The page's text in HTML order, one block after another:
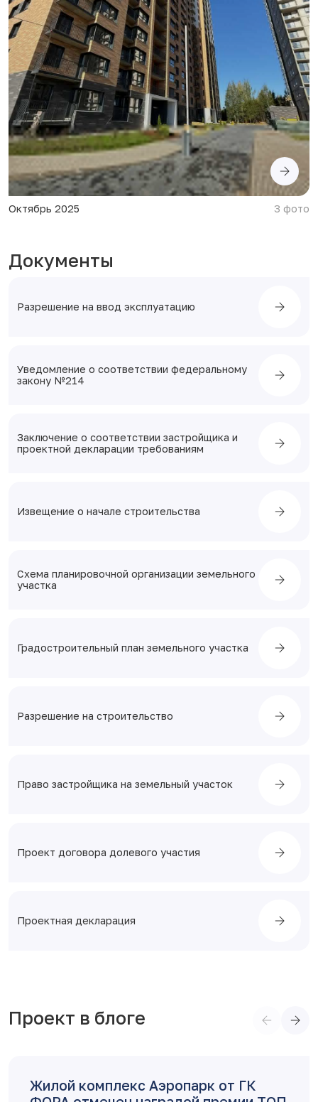
Август 2025 3
Документы
Разрешение на ввод эксплуатацию
Уведомление о соответствии федеральному
закону №214
Заключение о соответствии застройщика и
проектной декларации требованиям
Извещение о начале строительства
Схема планировочной организации земельного
участка
Градостроительный план земельного участка
Разрешение на строительство
Право застройщика на земельный участок
Проект договора долевого участия
Проектная декларация
Проект в блоге
Первый корпус ЖК Аэропарк